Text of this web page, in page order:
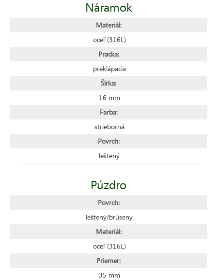
Náramok
Materiál:
oceľ (316L)
Pracka:
preklápacia
Šírka:
16 mm
Farba:
strieborná
Povrch:
leštený
Púzdro
Povrch:
leštený/brúsený
Materiál:
oceľ (316L)
Priemer:
35 mm